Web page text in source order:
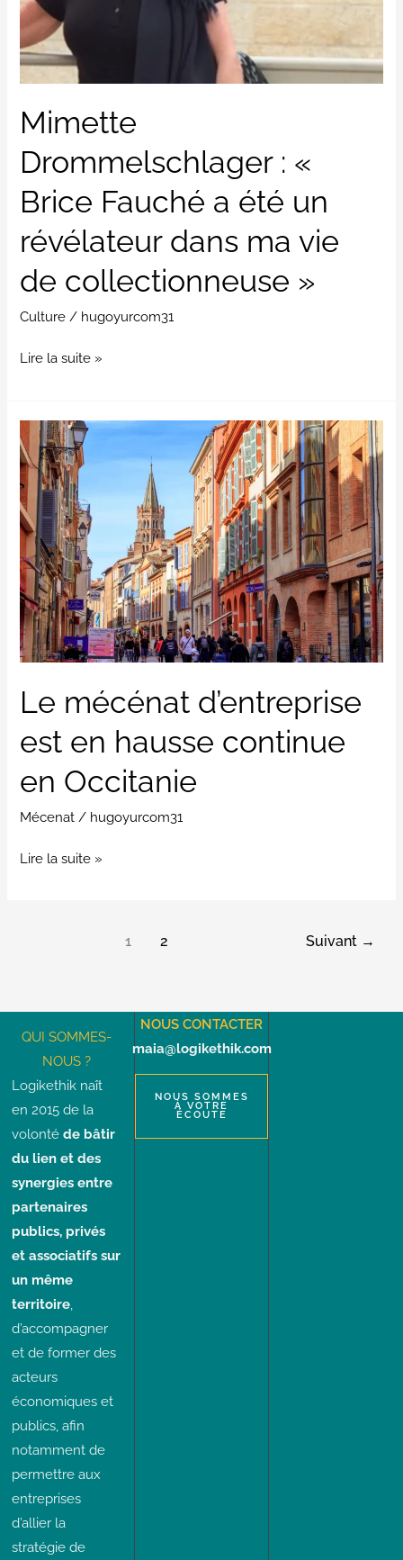
Mimette
Drommelschlager : «
Brice Fauché a été un
révélateur dans ma vie
de collectionneuse »
Culture / hugoyurcom31
un
révélateur
dans
vie
collectionneuse
»
Lire la suite »
Le mécénat d’entreprise
est en hausse continue
en Occitanie
Mécenat / hugoyurcom31
Le
mécénat
d’entreprise
est
en
hausse
continue
en
Occitanie
Lire la suite »
1 2 Suivant →
QUI SOMMES-
NOUS ?
Logikethik naît
en 2015 de la
volontéde bâtir
du lien et des
synergies entre
partenaires
publics, privés
et associatifs sur
un même
territoire
d’accompagner
et de former des
acteurs
économiques et
publics, afin
notamment de
permettre aux
entreprises
d’allier la
stratégie de
NOUS CONTACTER
maia@logikethik.com
NOUS SOMMES
À VOTRE
ÉCOUTE